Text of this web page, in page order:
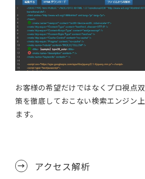
お客様の希望だけではなくプロ視点
策を徹底しておこない検索エンジン
ます。
アクセス解析